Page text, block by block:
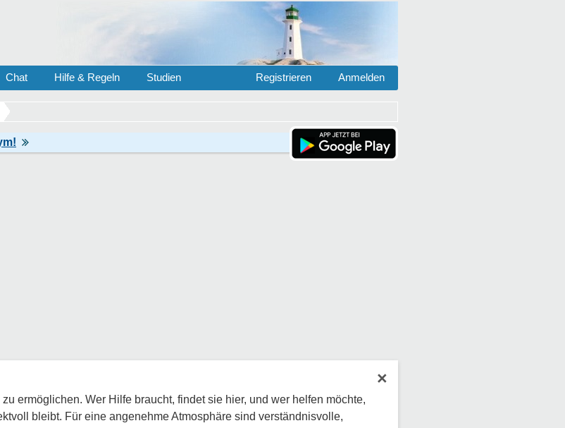
Chat Hilfe & Regeln Studien Anmelden
Registrieren
×
ermöglichen. Wer Hilfe braucht, findet sie hier, und wer helfen möchte,
bleibt. Für eine angenehme Atmosphäre sind verständnisvolle,